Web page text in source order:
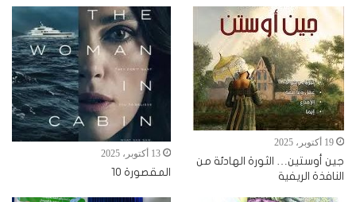
19 أكتوبر، 2025
جين أوستين… الثورة الهادئة من
النافذة الريفية
13 أكتوبر، 2025
المقصورة 10